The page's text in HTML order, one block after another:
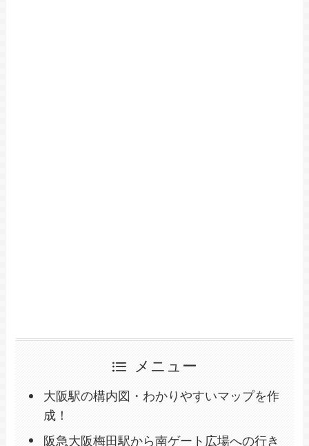
メニュー
大阪駅の構内図・わかりやすいマップを作
成！
阪急大阪梅田駅から南ゲート広場への行き